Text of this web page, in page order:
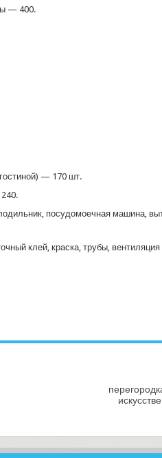
— 400.
— 170 шт.
посудомоечная машина,
клей, краска, трубы,